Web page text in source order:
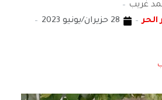
غريب
الحر
28 حزيران/يونيو 2023